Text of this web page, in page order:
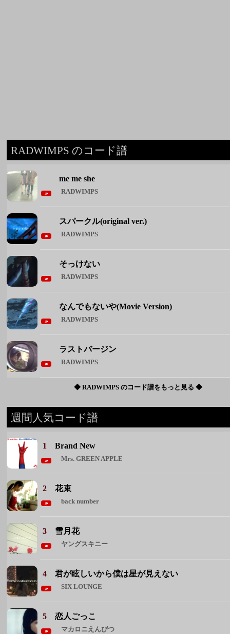
RADWIMPS のコード譜
me me she
RADWIMPS
スパークル(original ver.)
RADWIMPS
そっけない
RADWIMPS
なんでもないや(Movie Version)
RADWIMPS
ラストバージン
RADWIMPS
◆ RADWIMPS のコード譜をもっと見る ◆
週間人気コード譜
1Brand New
Mrs. GREEN APPLE
2花束
back number
3 雪月花
ヤングスキニー
4君が眩しいから僕は星が見えない
SIX LOUNGE
5恋人ごっこ
マカロニえんぴつ